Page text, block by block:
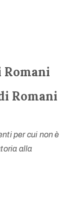
Romani
per cui non è
alla